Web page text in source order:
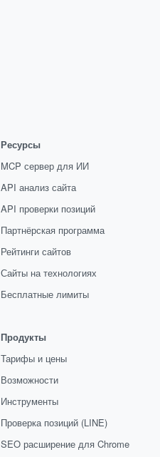
Ресурсы
MCP сервер для ИИ
API анализ сайта
API проверки позиций
Партнёрская программа
Рейтинги сайтов
Сайты на технологиях
Бесплатные лимиты
Продукты
Тарифы и цены
Возможности
Инструменты
Проверка позиций (LINE)
SEO расширение для Chrome